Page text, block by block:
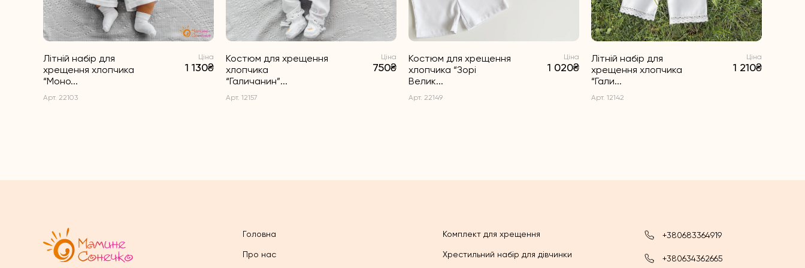
Літній набір для
хрещення хлопчика
“Моно...
Арт. 22103
Ціна
1 130₴
Костюм для хрещення
хлопчика
“Галичанин”...
Арт. 12157
Ціна
750₴
Костюм для хрещення
хлопчика “Зорі
Велик...
Арт. 22149
Ціна
1 020₴
Літній набір для
хрещення хлопчика
“Гали...
Арт. 12142
Ціна
1 210₴
Головна
Про нас
Комплект для хрещення
Хрестильний набір для дівчинки
+380683364919
+380634362665